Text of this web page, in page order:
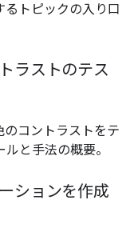
トピックの入り口
ラストのテス
コントラストをテ
と手法の概要。
ションを作成